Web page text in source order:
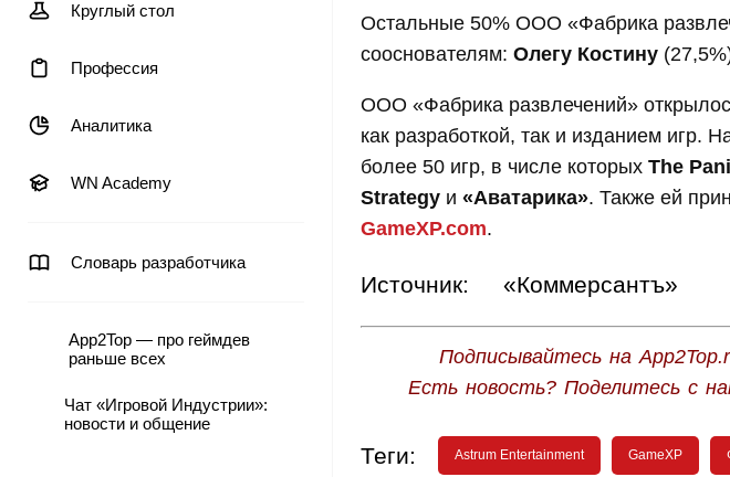
Круглый стол
Профессия
Аналитика
WN Academy
Словарь разработчика
App2Top — про геймдев
раньше всех
Чат «Игровой Индустрии»:
новости и общение
Остальные 50% ООО «Фабрика
сооснователям: Олегу Костину
ООО «Фабрика развлечений»
как разработкой, так и изданием игр.
более 50 игр, в числе которых The
Strategy и «Аватарика». Также ей
GameXP.com.
Источник: «Коммерсантъ»
Подписывайтесь на
Есть новость? Поделитесь с
Теги: Astrum Entertainment GameXP